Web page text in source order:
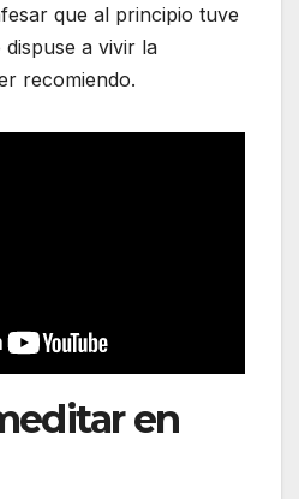
que al principio tuve
a vivir la
recomiendo.
en